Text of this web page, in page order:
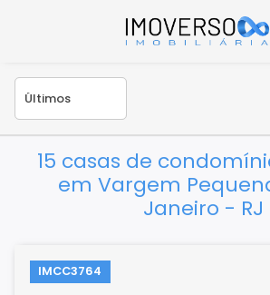
15 casas de
em Vargem
Janeiro - RJ
IMCC3764